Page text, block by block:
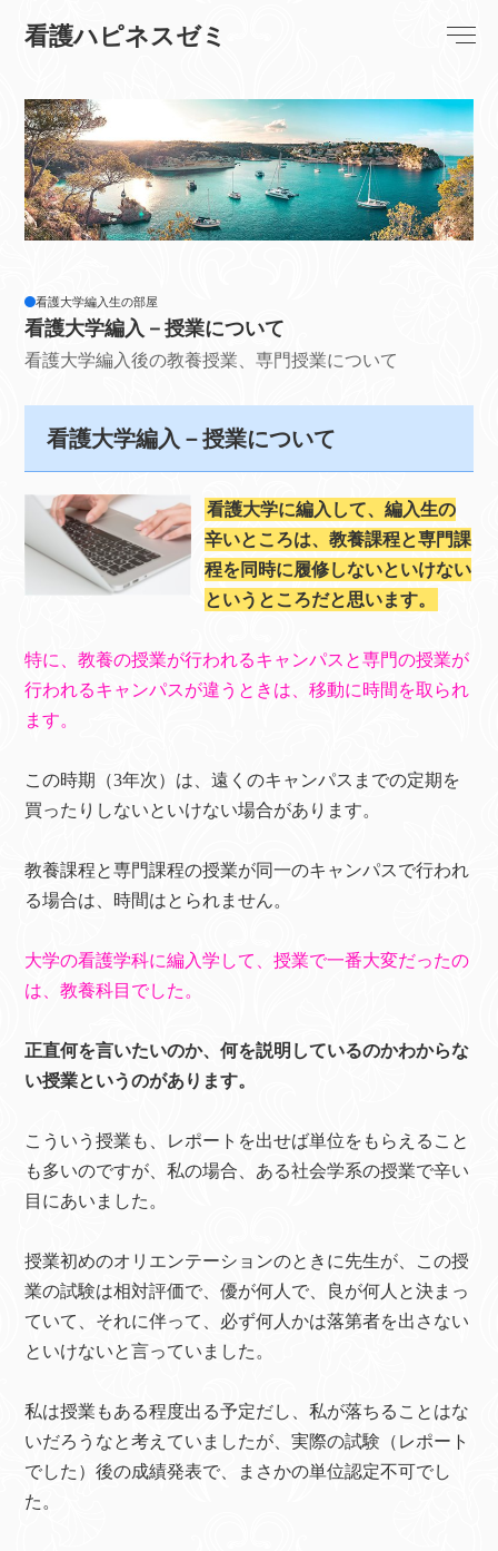
看護ハピネスゼミ
看護大学編入－授業について
看護大学編入後の教養授業、専門授業について
看護大学編入生の部屋
看護大学編入－授業について
看護大学に編入して、編入生の
辛いところは、教養課程と専門課
程を同時に履修しないといけない
というところだと思います。
特に、教養の授業が行われるキャンパスと専門の授業が
行われるキャンパスが違うときは、移動に時間を取られ
ます。
この時期（3年次）は、遠くのキャンパスまでの定期を
買ったりしないといけない場合があります。
教養課程と専門課程の授業が同一のキャンパスで行われ
る場合は、時間はとられません。
大学の看護学科に編入学して、授業で一番大変だったの
は、教養科目でした。
正直何を言いたいのか、何を説明しているのかわからな
い授業というのがあります。
こういう授業も、レポートを出せば単位をもらえること
も多いのですが、私の場合、ある社会学系の授業で辛い
目にあいました。
授業初めのオリエンテーションのときに先生が、この授
業の試験は相対評価で、優が何人で、良が何人と決まっ
ていて、それに伴って、必ず何人かは落第者を出さない
といけないと言っていました。
私は授業もある程度出る予定だし、私が落ちることはな
いだろうなと考えていましたが、実際の試験（レポート
でした）後の成績発表で、まさかの単位認定不可でし
た。